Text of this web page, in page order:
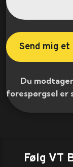
Du modtager
forespørgsel er
Følg VT